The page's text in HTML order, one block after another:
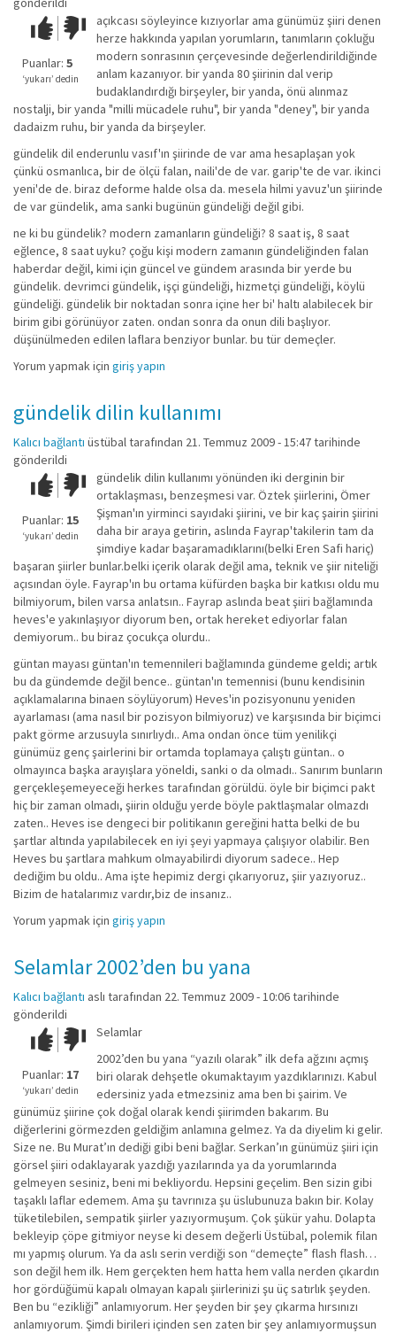
Çok iyi!O
kadar
iyi
değil!
Puanlar: 5
‘yukarı’ dedin
açıkcası söyleyince kızıyorlar ama günümüz şiiri denen
herze hakkında yapılan yorumların, tanımların çokluğu
modern sonrasının çerçevesinde değerlendirildiğinde
anlam kazanıyor. bir yanda 80 şiirinin dal verip
budaklandırdığı birşeyler, bir yanda, önü alınmaz
nostalji, bir yanda "milli mücadele ruhu", bir yanda "deney", bir yanda
dadaizm ruhu, bir yanda da birşeyler.
gündelik dil enderunlu vasıf'ın şiirinde de var ama hesaplaşan yok
çünkü osmanlıca, bir de ölçü falan, naili'de de var. garip'te de var. ikinci
yeni'de de. biraz deforme halde olsa da. mesela hilmi yavuz'un şiirinde
de var gündelik, ama sanki bugünün gündeliği değil gibi.
ne ki bu gündelik? modern zamanların gündeliği? 8 saat iş, 8 saat
eğlence, 8 saat uyku? çoğu kişi modern zamanın gündeliğinden falan
haberdar değil, kimi için güncel ve gündem arasında bir yerde bu
gündelik. devrimci gündelik, işçi gündeliği, hizmetçi gündeliği, köylü
gündeliği. gündelik bir noktadan sonra içine her bi' haltı alabilecek bir
birim gibi görünüyor zaten. ondan sonra da onun dili başlıyor.
düşünülmeden edilen laflara benziyor bunlar. bu tür demeçler.
Yorum yapmak için giriş yapın
gündelik dilin kullanımı
Kalıcı bağlantı üstübaltarafından 21. Temmuz 2009 - 15:47 tarihinde
gönderildi
Çok iyi!O
kadar
iyi
değil!
Puanlar: 15
‘yukarı’ dedin
gündelik dilin kullanımı yönünden iki derginin bir
ortaklaşması, benzeşmesi var. Öztek şiirlerini, Ömer
Şişman'ın yirminci sayıdaki şiirini, ve bir kaç şairin şiirini
daha bir araya getirin, aslında Fayrap'takilerin tam da
şimdiye kadar başaramadıklarını(belki Eren Safi hariç)
başaran şiirler bunlar.belki içerik olarak değil ama, teknik ve şiir niteliği
açısından öyle. Fayrap'ın bu ortama küfürden başka bir katkısı oldu mu
bilmiyorum, bilen varsa anlatsın.. Fayrap aslında beat şiiri bağlamında
heves'e yakınlaşıyor diyorum ben, ortak hereket ediyorlar falan
demiyorum.. bu biraz çocukça olurdu..
güntan mayası güntan'ın temennileri bağlamında gündeme geldi; artık
bu da gündemde değil bence.. güntan'ın temennisi (bunu kendisinin
açıklamalarına binaen söylüyorum) Heves'in pozisyonunu yeniden
ayarlaması (ama nasıl bir pozisyon bilmiyoruz) ve karşısında bir biçimci
pakt görme arzusuyla sınırlıydı.. Ama ondan önce tüm yenilikçi
günümüz genç şairlerini bir ortamda toplamaya çalıştı güntan.. o
olmayınca başka arayışlara yöneldi, sanki o da olmadı.. Sanırım bunların
gerçekleşemeyeceği herkes tarafından görüldü. öyle bir biçimci pakt
hiç bir zaman olmadı, şiirin olduğu yerde böyle paktlaşmalar olmazdı
zaten.. Heves ise dengeci bir politikanın gereğini hatta belki de bu
şartlar altında yapılabilecek en iyi şeyi yapmaya çalışıyor olabilir. Ben
Heves bu şartlara mahkum olmayabilirdi diyorum sadece.. Hep
dediğim bu oldu.. Ama işte hepimiz dergi çıkarıyoruz, şiir yazıyoruz..
Bizim de hatalarımız vardır,biz de insanız..
Yorum yapmak için giriş yapın
Selamlar 2002’den bu yana
Kalıcı bağlantı aslı tarafından 22. Temmuz 2009 - 10:06 tarihinde
gönderildi
Çok iyi!O
kadar
iyi
değil!
Puanlar: 17
‘yukarı’ dedin
Selamlar
2002’den bu yana “yazılı olarak” ilk defa ağzını açmış
biri olarak dehşetle okumaktayım yazdıklarınızı. Kabul
edersiniz yada etmezsiniz ama ben bi şairim. Ve
günümüz şiirine çok doğal olarak kendi şiirimden bakarım. Bu
diğerlerini görmezden geldiğim anlamına gelmez. Ya da diyelim ki gelir.
Size ne. Bu Murat’ın dediği gibi beni bağlar. Serkan’ın günümüz şiiri için
görsel şiiri odaklayarak yazdığı yazılarında ya da yorumlarında
gelmeyen sesiniz, beni mi bekliyordu. Hepsini geçelim. Ben sizin gibi
taşaklı laflar edemem. Ama şu tavrınıza şu üslubunuza bakın bir. Kolay
tüketilebilen, sempatik şiirler yazıyormuşum. Çok şükür yahu. Dolapta
bekleyip çöpe gitmiyor neyse ki desem değerli Üstübal, polemik filan
mı yapmış olurum. Ya da aslı serin verdiği son “demeçte” flash flash…
son değil hem ilk. Hem gerçekten hem hatta hem valla nerden çıkardın
hor gördüğümü kapalı olmayan kapalı şiirlerinizi şu üç satırlık şeyden.
Ben bu “ezikliği” anlamıyorum. Her şeyden bir şey çıkarma hırsınızı
anlamıyorum. Şimdi birileri içinden sen zaten bir şey anlamıyormuşsun